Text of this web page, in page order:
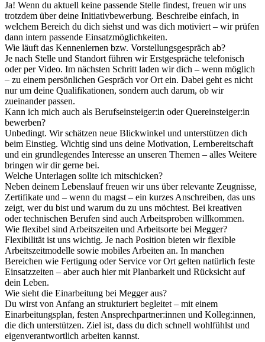
Ja! Wenn du aktuell keine passende Stelle findest, freuen wir uns
trotzdem über deine Initiativbewerbung. Beschreibe einfach, in
welchem Bereich du dich siehst und was dich motiviert – wir prüfen
dann intern passende Einsatzmöglichkeiten.
Wie läuft das Kennenlernen bzw. Vorstellungsgespräch ab?
Je nach Stelle und Standort führen wir Erstgespräche telefonisch
oder per Video. Im nächsten Schritt laden wir dich – wenn möglich
– zu einem persönlichen Gespräch vor Ort ein. Dabei geht es nicht
nur um deine Qualifikationen, sondern auch darum, ob wir
zueinander passen.
Kann ich mich auch als Berufseinsteiger:in oder Quereinsteiger:in
bewerben?
Unbedingt. Wir schätzen neue Blickwinkel und unterstützen dich
beim Einstieg. Wichtig sind uns deine Motivation, Lernbereitschaft
und ein grundlegendes Interesse an unseren Themen – alles Weitere
bringen wir dir gerne bei.
Welche Unterlagen sollte ich mitschicken?
Neben deinem Lebenslauf freuen wir uns über relevante Zeugnisse,
Zertifikate und – wenn du magst – ein kurzes Anschreiben, das uns
zeigt, wer du bist und warum du zu uns möchtest. Bei kreativen
oder technischen Berufen sind auch Arbeitsproben willkommen.
Wie flexibel sind Arbeitszeiten und Arbeitsorte bei Megger?
Flexibilität ist uns wichtig. Je nach Position bieten wir flexible
Arbeitszeitmodelle sowie mobiles Arbeiten an. In manchen
Bereichen wie Fertigung oder Service vor Ort gelten natürlich feste
Einsatzzeiten – aber auch hier mit Planbarkeit und Rücksicht auf
dein Leben.
Wie sieht die Einarbeitung bei Megger aus?
Du wirst von Anfang an strukturiert begleitet – mit einem
Einarbeitungsplan, festen Ansprechpartner:innen und Kolleg:innen,
die dich unterstützen. Ziel ist, dass du dich schnell wohlfühlst und
eigenverantwortlich arbeiten kannst.